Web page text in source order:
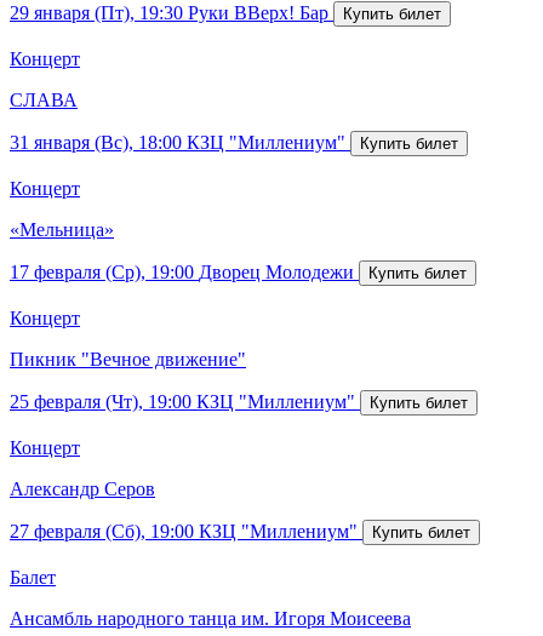
29 января (Пт), 19:30 Руки ВВерх! Бар
Концерт
СЛАВА
31 января (Вс), 18:00 КЗЦ "Миллениум"
Концерт
«Мельница»
17 февраля (Ср), 19:00 Дворец Молодежи
Концерт
Пикник "Вечное движение"
25 февраля (Чт), 19:00 КЗЦ "Миллениум"
Концерт
Александр Серов
27 февраля (Сб), 19:00 КЗЦ "Миллениум"
Балет
Ансамбль народного танца им. Игоря Моисеева